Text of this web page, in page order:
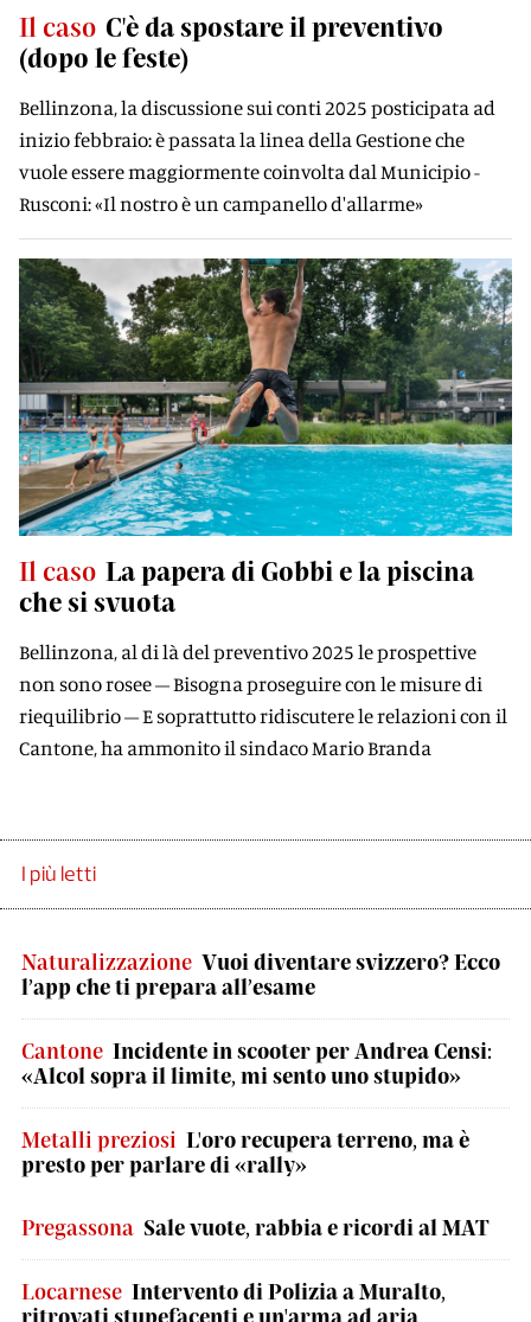
Il caso C'è da spostare il preventivo
(dopo le feste)
Bellinzona, la discussione sui conti 2025 posticipata ad
inizio febbraio: è passata la linea della Gestione che
vuole essere maggiormente coinvolta dal Municipio -
Rusconi: «Il nostro è un campanello d'allarme»
Il caso La papera di Gobbi e la piscina
che si svuota
Bellinzona, al di là del preventivo 2025 le prospettive
non sono rosee – Bisogna proseguire con le misure di
riequilibrio – E soprattutto ridiscutere le relazioni con il
Cantone, ha ammonito il sindaco Mario Branda
I più letti
Naturalizzazione Vuoi diventare svizzero? Ecco
l’app che ti prepara all’esame
Cantone Incidente in scooter per Andrea Censi:
«Alcol sopra il limite, mi sento uno stupido»
Metalli preziosi L'oro recupera terreno, ma è
presto per parlare di «rally»
Pregassona Sale vuote, rabbia e ricordi al MAT
Locarnese Intervento di Polizia a Muralto,
ritrovati stupefacenti e un'arma ad aria